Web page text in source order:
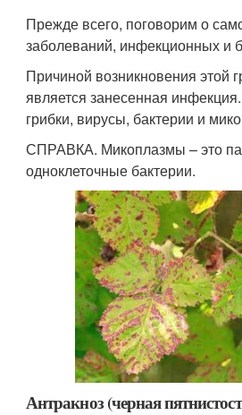
Прежде всего, поговорим о
заболеваний, инфекционных и
Причиной возникновения этой
является занесенная
грибки, вирусы, бактерии и
СПРАВКА. Микоплазмы – это
одноклеточные бактерии.
Антракноз (черная